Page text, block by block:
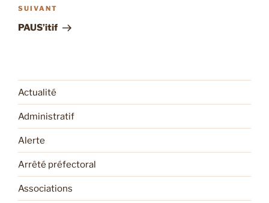
Article
suivant
SUIVANT
PAUS’itif
Actualité
Administratif
Alerte
Arrêté préfectoral
Associations